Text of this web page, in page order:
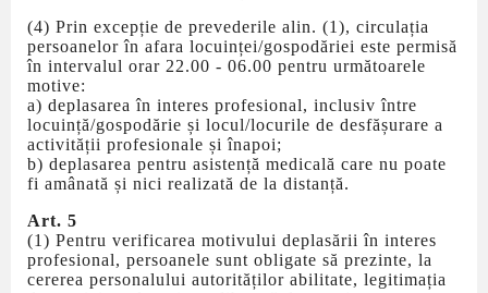
(4) Prin excepție de prevederile alin. (1), circulația
persoanelor în afara locuinței/gospodăriei este permisă
în intervalul orar 22.00 - 06.00 pentru următoarele
motive:
a) deplasarea în interes profesional, inclusiv între
locuință/gospodărie și locul/locurile de desfășurare a
activității profesionale și înapoi;
b) deplasarea pentru asistență medicală care nu poate
fi amânată și nici realizată de la distanță.
Art. 5
(1) Pentru verificarea motivului deplasării în interes
profesional, persoanele sunt obligate să prezinte, la
cererea personalului autorităților abilitate, legitimația